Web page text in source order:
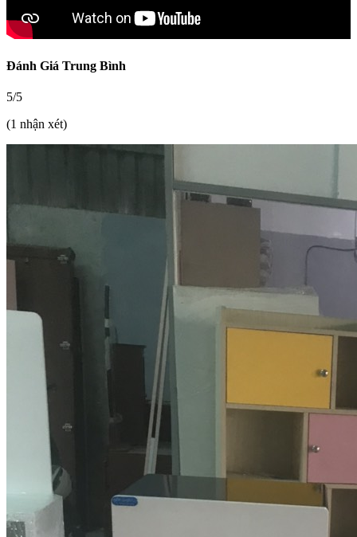
Đánh Giá Trung Bình
5/5
(1 nhận xét)